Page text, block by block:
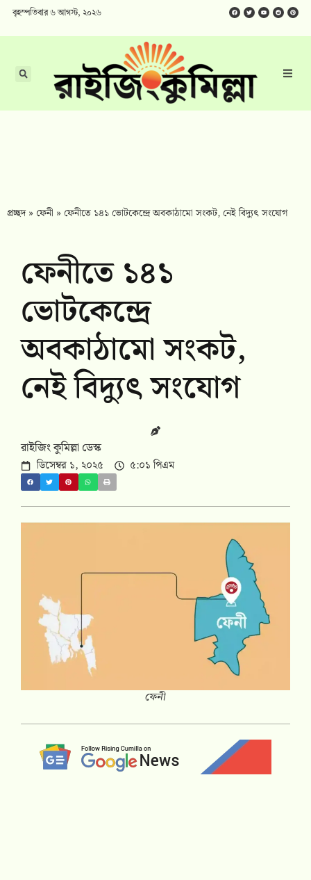
বৃহস্পতিবার ৬ আগস্ট, ২০২৬
প্রচ্ছদ» ফেনী » ফেনীতে ১৪১ ভোটকেন্দ্রে অবকাঠামো সংকট, নেই বিদ্যুৎ সংযোগ
ফেনীতে ১৪১
ভোটকেন্দ্রে
অবকাঠামো সংকট,
নেই বিদ্যুৎ সংযোগ
রাইজিং কুমিল্লা ডেস্ক
ডিসেম্বর ১, ২০২৫ ৫:০১ পিএম
ফেনী